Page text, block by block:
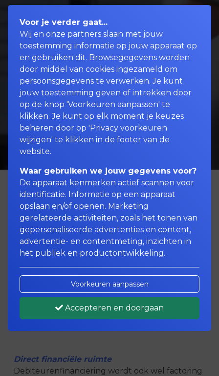
U kent het als ondernemer vast wel. U
levert uw product of dienst aan uw
klanten, stuurt ze een factuur maar ze
betalen niet allemaal even snel.
Ondertussen heeft u zelf facturen liggen
die betaald moeten worden of wilt u uw
bedrijfsplannen realiseren maar daar
heeft u het geld niet voor. Dat kan voor
problemen zorgen. Met een
Direct financiële ruimte
Debiteurenfinanciering wordt ook wel factoring
Voor je verder gaat...
Wij en onze partners slaan met jouw
toestemming informatie op jouw apparaat op
en gebruiken dit. Browsegegevens worden
door middel van cookies ingezameld om
persoonsgegevens te verwerken. Je kunt
jouw toestemming geven of intrekken door
op de knop 'Voorkeuren aanpassen' te
klikken. Je kunt op elk moment je keuzes
beheren door op 'Privacy voorkeuren
wijzigen' te klikken in de footer van de
website.
Waar gebruiken we jouw gegevens voor?
De apparaat kenmerken actief scannen voor
identificatie. Informatie op een apparaat
opslaan en/of openen. Marketing
gerelateerde activiteiten, zoals het tonen van
gepersonaliseerde advertenties en content,
advertentie- en contentmeting, inzichten in
het publiek en productontwikkeling.
Voorkeuren aanpassen
Accepteren en doorgaan